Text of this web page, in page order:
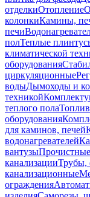
отделкиОтопление
колонкиКамины,
печи
полТеплые
климатической
оборудования
циркуляционные
водыДымоходы и
техникой
теплого пола
оборудования
для каминов, печей
водонагревателей
вантузы
канализацииТрубы,
канализационные
ограждения